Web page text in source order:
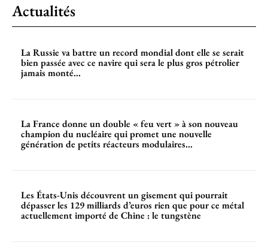
Actualités
La Russie va battre un record mondial dont elle se serait
bien passée avec ce navire qui sera le plus gros pétrolier
jamais monté...
La France donne un double « feu vert » à son nouveau
champion du nucléaire qui promet une nouvelle
génération de petits réacteurs modulaires...
Les États-Unis découvrent un gisement qui pourrait
dépasser les 129 milliards d’euros rien que pour ce métal
actuellement importé de Chine : le tungstène